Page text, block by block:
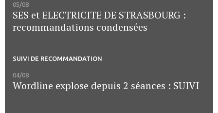
05/08
SES et ELECTRICITE DE STRASBOURG :
recommandations condensées
SUIVI DE RECOMMANDATION
04/08
Wordline explose depuis 2 séances : SUIVI